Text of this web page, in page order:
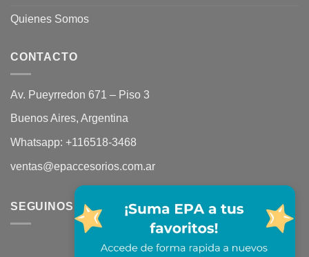
Quienes Somos
CONTACTO
Av. Pueyrredon 671 – Piso 3
Buenos Aires, Argentina
Whatsapp: +116518-3468
ventas@epaccesorios.com.ar
SEGUINOS EN REDES